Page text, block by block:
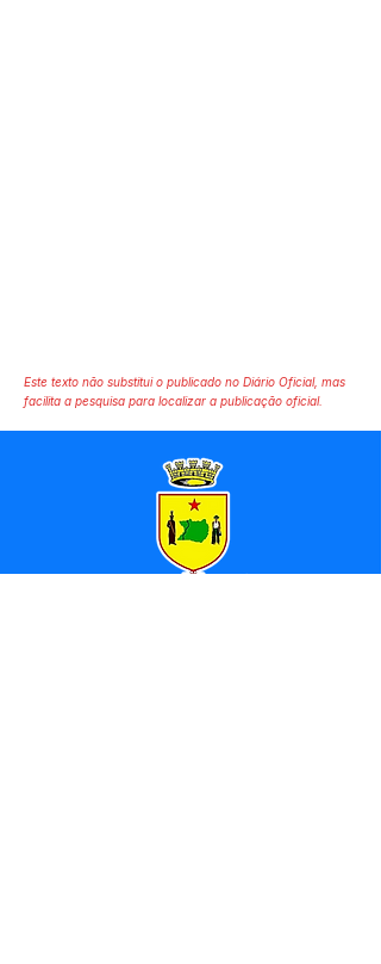
Este texto não substitui o publicado no Diário Oficial, mas
facilita a pesquisa para localizar a publicação oficial.